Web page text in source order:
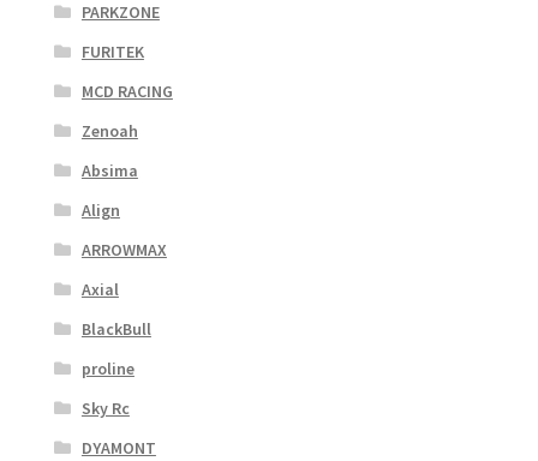
PARKZONE
FURITEK
MCD RACING
Zenoah
Absima
Align
ARROWMAX
Axial
BlackBull
proline
Sky Rc
DYAMONT